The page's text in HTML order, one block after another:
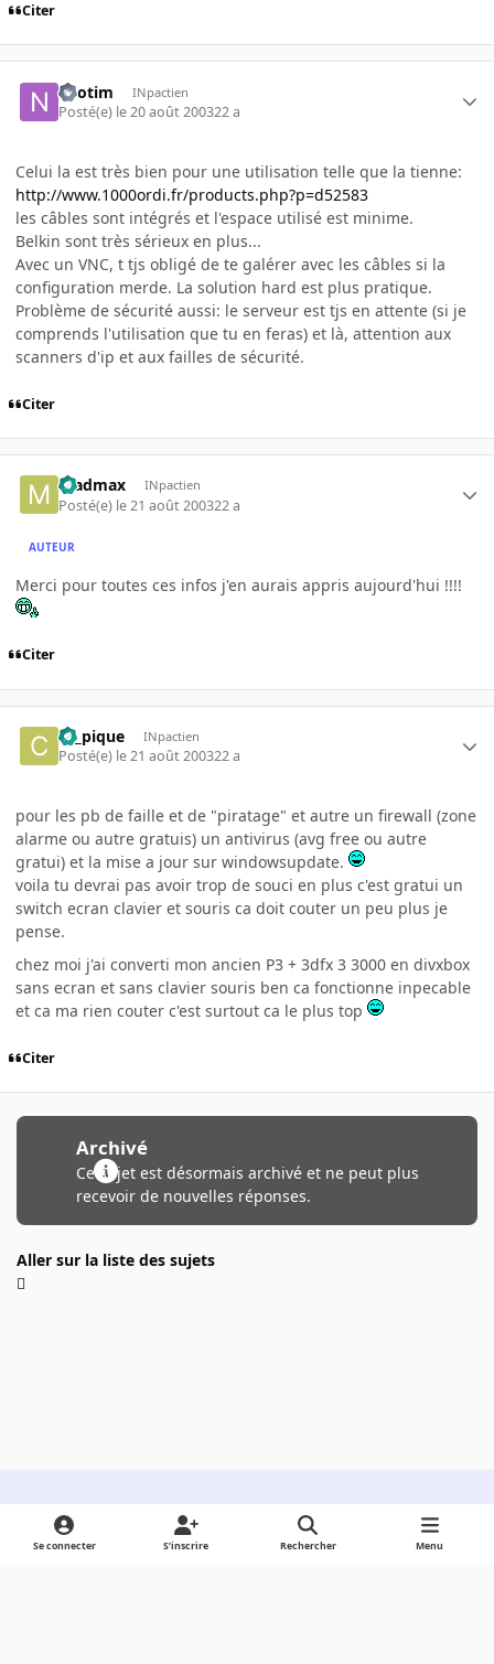
Citer
neotim INpactien
Posté(e) le 20 août 200322 a
Celui la est très bien pour une utilisation telle que la tienne:
http://www.1000ordi.fr/products.php?p=d52583
les câbles sont intégrés et l'espace utilisé est minime.
Belkin sont très sérieux en plus...
Avec un VNC, t tjs obligé de te galérer avec les câbles si la
configuration merde. La solution hard est plus pratique.
Problème de sécurité aussi: le serveur est tjs en attente (si je
comprends l'utilisation que tu en feras) et là, attention aux
scanners d'ip et aux failles de sécurité.
Citer
madmax INpactien
Posté(e) le 21 août 200322 a
AUTEUR
Merci pour toutes ces infos j'en aurais appris aujourd'hui !!!!
Citer
ca_pique INpactien
Posté(e) le 21 août 200322 a
pour les pb de faille et de "piratage" et autre un firewall (zone
alarme ou autre gratuis) un antivirus (avg free ou autre
gratui) et la mise a jour sur windowsupdate.
voila tu devrai pas avoir trop de souci en plus c'est gratui un
switch ecran clavier et souris ca doit couter un peu plus je
pense.
chez moi j'ai converti mon ancien P3 + 3dfx 3 3000 en divxbox
sans ecran et sans clavier souris ben ca fonctionne inpecable
et ca ma rien couter c'est surtout ca le plus top
Citer
Archivé
Ce sujet est désormais archivé et ne peut plus
recevoir de nouvelles réponses.
Aller sur la liste des sujets
Light ModeDark ModeSystem Preference
Se connecter S’inscrire Rechercher Menu